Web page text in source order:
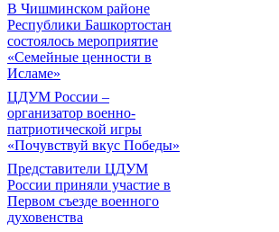
В Чишминском районе
Республики Башкортостан
состоялось мероприятие
«Семейные ценности в
Исламе»
ЦДУМ России –
организатор военно-
патриотической игры
«Почувствуй вкус Победы»
Представители ЦДУМ
России приняли участие в
Первом съезде военного
духовенства